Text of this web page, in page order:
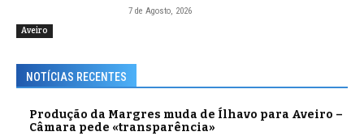
Aveiro
7 de Agosto, 2026
NOTÍCIAS RECENTES
Produção da Margres muda de Ílhavo para Aveiro –
Câmara pede «transparência»